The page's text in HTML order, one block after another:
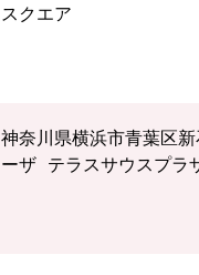
スクエア
神奈川県横浜市青葉区
ーザ テラスサウスプラ